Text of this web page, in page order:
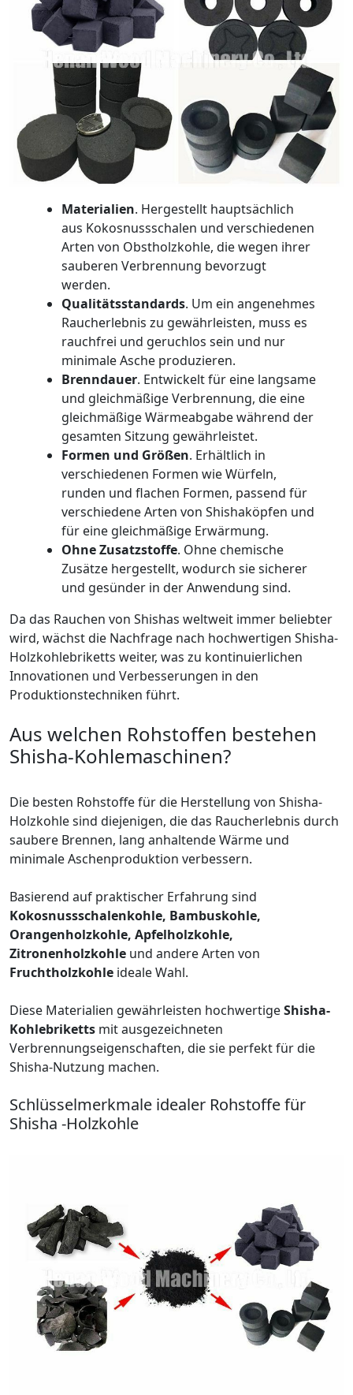
Materialien. Hergestellt hauptsächlich
aus Kokosnussschalen und verschiedenen
Arten von Obstholzkohle, die wegen ihrer
sauberen Verbrennung bevorzugt
werden.
Qualitätsstandards. Um ein angenehmes
Raucherlebnis zu gewährleisten, muss es
rauchfrei und geruchlos sein und nur
minimale Asche produzieren.
Brenndauer. Entwickelt für eine langsame
und gleichmäßige Verbrennung, die eine
gleichmäßige Wärmeabgabe während der
gesamten Sitzung gewährleistet.
Formen und Größen. Erhältlich in
verschiedenen Formen wie Würfeln,
runden und flachen Formen, passend für
verschiedene Arten von Shishaköpfen und
für eine gleichmäßige Erwärmung.
Ohne Zusatzstoffe. Ohne chemische
Zusätze hergestellt, wodurch sie sicherer
und gesünder in der Anwendung sind.
Da das Rauchen von Shishas weltweit immer beliebter
wird, wächst die Nachfrage nach hochwertigen Shisha-
Holzkohlebriketts weiter, was zu kontinuierlichen
Innovationen und Verbesserungen in den
Produktionstechniken führt.
Aus welchen Rohstoffen bestehen
Shisha-Kohlemaschinen?
Die besten Rohstoffe für die Herstellung von Shisha-
Holzkohle sind diejenigen, die das Raucherlebnis durch
saubere Brennen, lang anhaltende Wärme und
minimale Aschenproduktion verbessern.
Basierend auf praktischer Erfahrung sind
Kokosnussschalenkohle, Bambuskohle,
Orangenholzkohle, Apfelholzkohle,
Zitronenholzkohle und andere Arten von
Fruchtholzkohle ideale Wahl.
Diese Materialien gewährleisten hochwertigeShisha-
Kohlebriketts mit ausgezeichneten
Verbrennungseigenschaften, die sie perfekt für die
Shisha-Nutzung machen.
Schlüsselmerkmale idealer Rohstoffe für
Shisha -Holzkohle